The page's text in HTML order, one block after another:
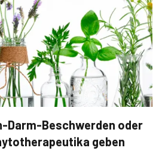
Darm-Beschwerden oder
geben